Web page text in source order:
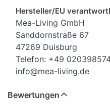
Hersteller/EU
Mea-Living GmbH
Sanddornstraße 67
47269 Duisburg
Telefon: +49
info@mea-living.de
Bewertungen